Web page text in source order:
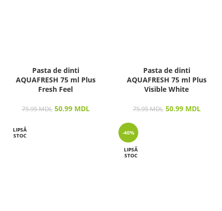
Pasta de dinti
AQUAFRESH 75 ml Plus
Fresh Feel
75.95MDL 50.99 MDL
Pasta de dinti
AQUAFRESH 75 ml Plus
Visible White
75.95MDL 50.99 MDL
LIPSĂ
STOC
-40%
LIPSĂ
STOC